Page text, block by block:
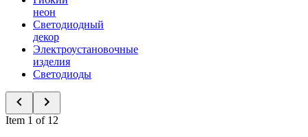
неон
Светодиодный
декор
Электроустановочные
изделия
Светодиоды
Item 1 of 12